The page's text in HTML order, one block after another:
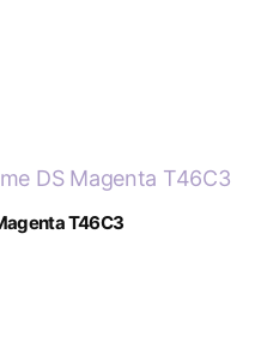
T46C3